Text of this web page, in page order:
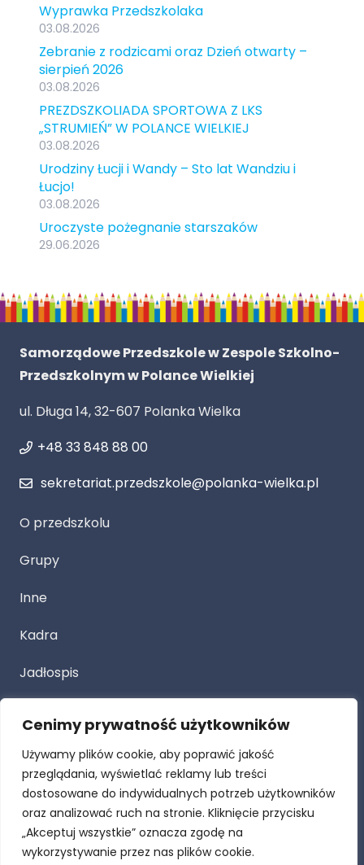
Cenimy prywatność użytkowników
Używamy plików cookie, aby poprawić jakość
przeglądania, wyświetlać reklamy lub treści
dostosowane do indywidualnych potrzeb użytkowników
oraz analizować ruch na stronie. Kliknięcie przycisku
„Akceptuj wszystkie” oznacza zgodę na
wykorzystywanie przez nas plików cookie.
Wyprawka Przedszkolaka
03.08.2026
Zebranie z rodzicami oraz Dzień otwarty –
sierpień 2026
03.08.2026
PREZDSZKOLIADA SPORTOWA Z LKS
„STRUMIEŃ” W POLANCE WIELKIEJ
03.08.2026
Urodziny Łucji i Wandy – Sto lat Wandziu i
Łucjo!
03.08.2026
Uroczyste pożegnanie starszaków
29.06.2026
Samorządowe Przedszkole w Zespole Szkolno-
Przedszkolnym w Polance Wielkiej
ul. Długa 14, 32-607 Polanka Wielka
+48 33 848 88 00
sekretariat.przedszkole@polanka-wielka.pl
O przedszkolu
Grupy
Inne
Kadra
Jadłospis
Przetarg
Dla Rodziców
Procedury
RODO